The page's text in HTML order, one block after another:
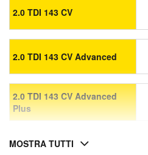
2.0 TDI 143 CV
2.0 TDI 143 CV Advanced
2.0 TDI 143 CV Advanced
Plus
MOSTRA TUTTI